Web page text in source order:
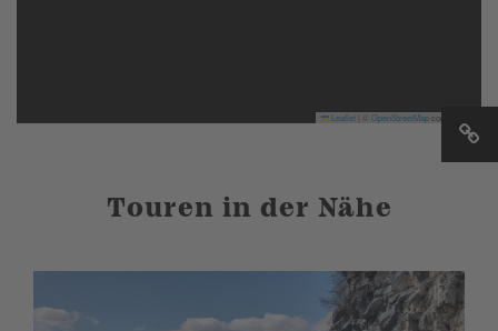
Leaflet OpenStreetMapcontributors
Touren in der Nähe